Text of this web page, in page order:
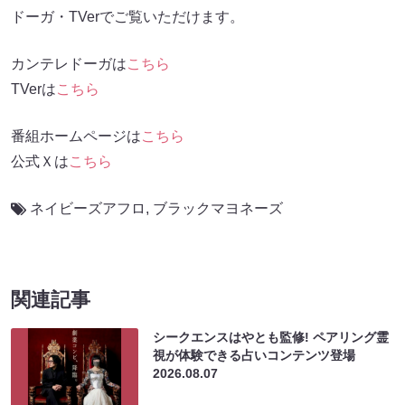
ドーガ・TVerでご覧いただけます。
カンテレドーガはこちら
TVerはこちら
番組ホームページはこちら
公式Ｘはこちら
ネイビーズアフロ , ブラックマヨネーズ
関連記事
シークエンスはやとも監修! ペアリング霊
視が体験できる占いコンテンツ登場
2026.08.07